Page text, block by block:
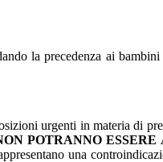
la precedenza ai
urgenti in materia di
POTRANNO
una